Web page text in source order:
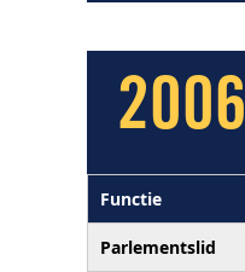
2006
Functie
Parlementslid